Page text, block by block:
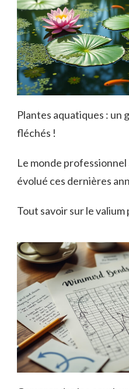
Plantes aquatiques : un
fléchés !
Le monde
évolué ces dernières
Tout savoir sur le